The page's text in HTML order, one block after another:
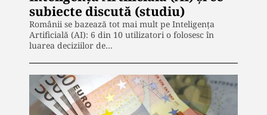
subiecte discută (studiu)
Românii se bazează tot mai mult pe Inteligența
Artificială (AI): 6 din 10 utilizatori o folosesc în
luarea deciziilor de…